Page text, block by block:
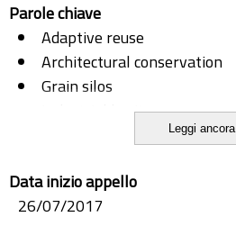
Parole chiave
Adaptive reuse
Architectural conservation
Grain silos
Industrial heritage
Modern architectureLeggi ancora
Data inizio appello
26/07/2017